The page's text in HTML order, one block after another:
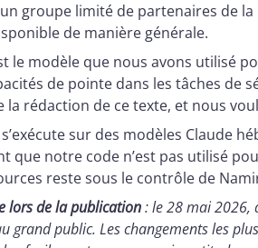
groupe limité de partenaires de
de manière générale.
le modèle que nous avons utilisé
de pointe dans les tâches de
la rédaction de ce texte, et nous
sur des modèles Claude
que notre code n’est pas utilisé
reste sous le contrôle de
lors de la publication: le 28 mai 2026,
grand public. Les changements les